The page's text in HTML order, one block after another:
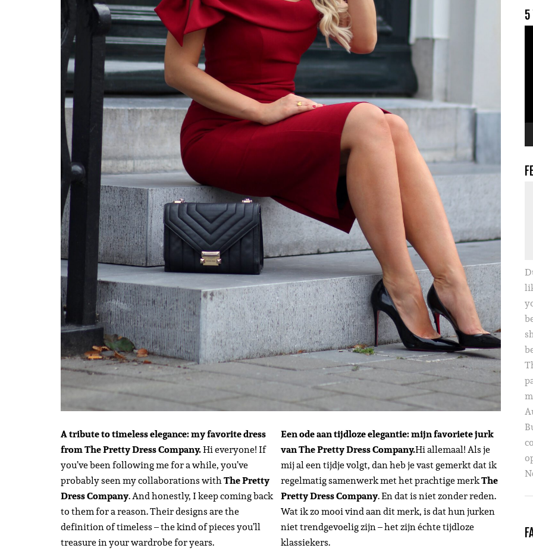
A tribute to timeless elegance: my favorite dress
from The Pretty Dress Company.Hi everyone! If
you’ve been following me for a while, you’ve
probably seen my collaborations withThe Pretty
Dress Company. And honestly, I keep coming back
to them for a reason. Their designs are the
definition of timeless – the kind of pieces you’ll
treasure in your wardrobe for years.
Een ode aan tijdloze elegantie: mijn favoriete jurk
van The Pretty Dress Company.Hi allemaal! Als je
mij al een tijdje volgt, dan heb je vast gemerkt dat ik
regelmatig samenwerk met het prachtige merkThe
Pretty Dress Company. En dat is niet zonder reden.
Wat ik zo mooi vind aan dit merk, is dat hun jurken
niet trendgevoelig zijn – het zijn échte tijdloze
klassiekers.
5